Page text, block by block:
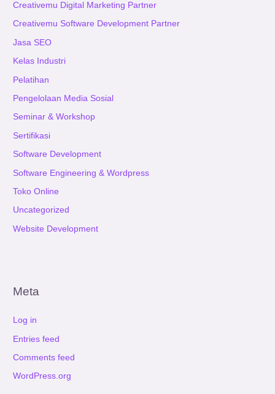
Creativemu Digital Marketing Partner
Creativemu Software Development Partner
Jasa SEO
Kelas Industri
Pelatihan
Pengelolaan Media Sosial
Seminar & Workshop
Sertifikasi
Software Development
Software Engineering & Wordpress
Toko Online
Uncategorized
Website Development
Meta
Log in
Entries feed
Comments feed
WordPress.org